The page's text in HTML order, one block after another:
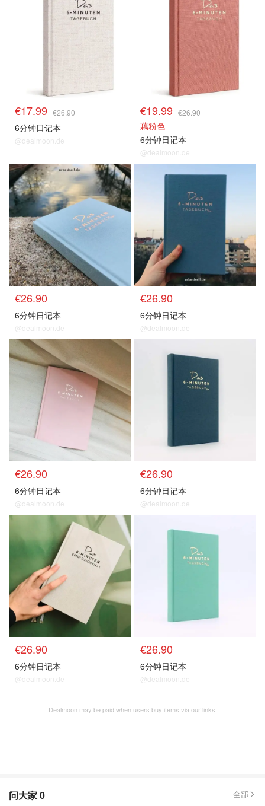
€17.99 €26.90
6分钟日记本
@dealmoon.de
€19.99 €26.90
藕粉色
6分钟日记本
@dealmoon.de
€26.90
6分钟日记本
@dealmoon.de
€26.90
6分钟日记本
@dealmoon.de
€26.90
6分钟日记本
@dealmoon.de
€26.90
6分钟日记本
@dealmoon.de
€26.90
6分钟日记本
@dealmoon.de
€26.90
6分钟日记本
@dealmoon.de
Dealmoon may be paid when users buy items via our links.
问大家0 全部